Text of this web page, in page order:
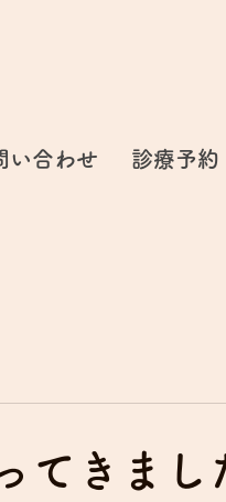
い合わせ 診療予約
てきまし